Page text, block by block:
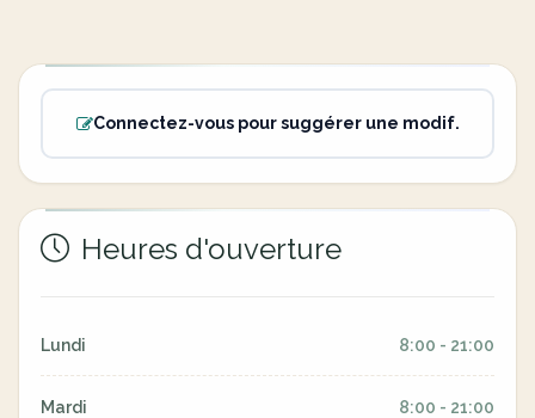
Connectez-vous pour suggérer une modif.
Heures d'ouverture
Lundi 8:00 - 21:00
Mardi 8:00 - 21:00